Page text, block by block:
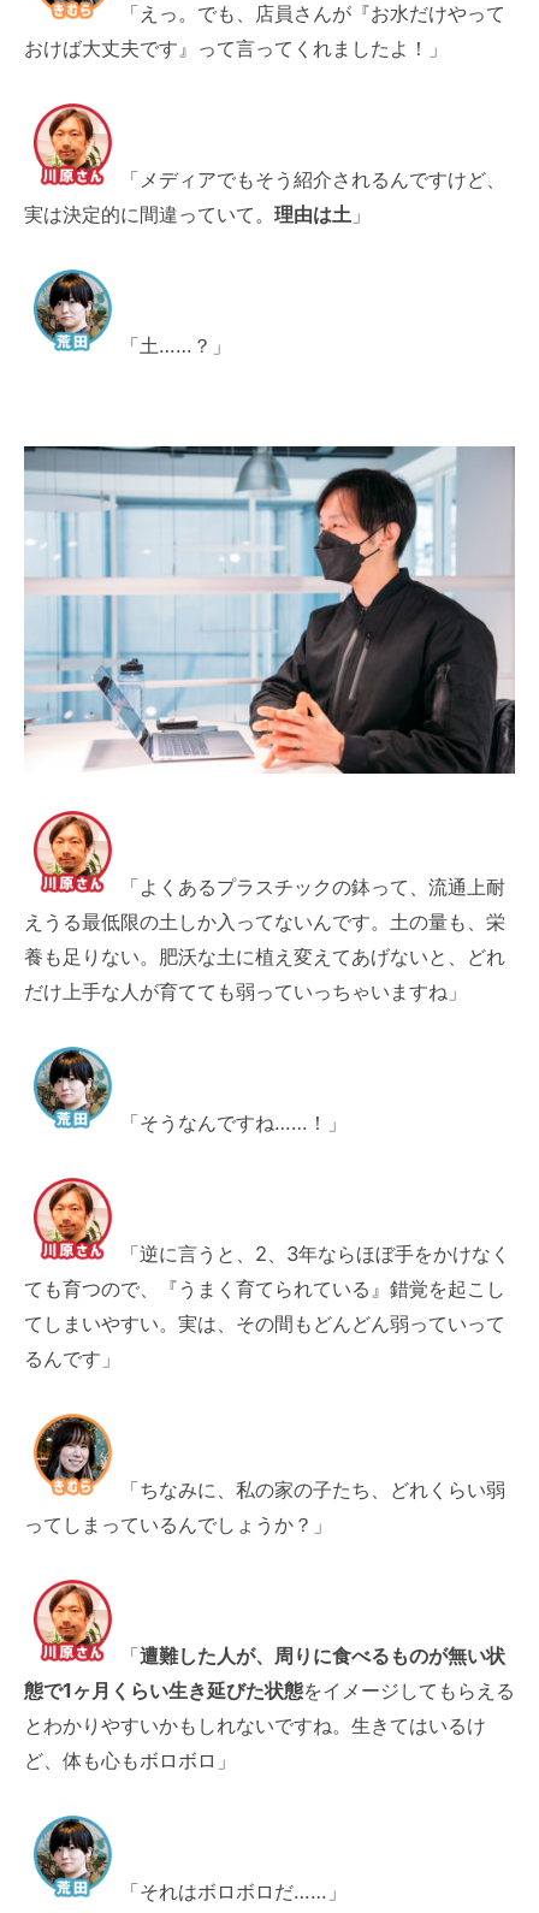
「えっ。でも、店員さんが『お水だけやって
おけば大丈夫です』って言ってくれましたよ！」
「メディアでもそう紹介されるんですけど、
実は決定的に間違っていて。 理由は土 」
「土……？」
「よくあるプラスチックの鉢って、流通上耐
えうる最低限の土しか入ってないんです。土の量も、栄
養も足りない。肥沃な土に植え変えてあげないと、どれ
だけ上手な人が育てても弱っていっちゃいますね」
「そうなんですね……！」
「逆に言うと、2、3年ならほぼ手をかけなく
ても育つので、『うまく育てられている』錯覚を起こし
てしまいやすい。実は、その間もどんどん弱っていって
るんです」
「ちなみに、私の家の子たち、どれくらい弱
ってしまっているんでしょうか？」
「遭難した人が、周りに食べるものが無い状
態で1ヶ月くらい生き延びた状態をイメージしてもらえる
とわかりやすいかもしれないですね。生きてはいるけ
ど、体も心もボロボロ」
「それはボロボロだ……」